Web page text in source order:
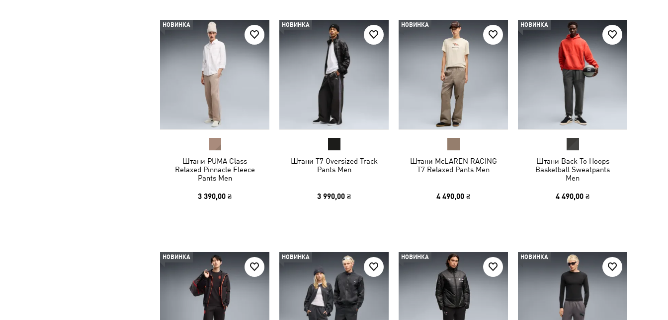
НОВИНКА
Штани PUMA Class
Relaxed Pinnacle Fleece
Pants Men
3 390,00 ₴
НОВИНКА
Штани T7 Oversized Track
Pants Men
3 990,00 ₴
НОВИНКА
Штани McLAREN RACING
T7 Relaxed Pants Men
4 490,00 ₴
НОВИНКА
Штани Back To Hoops
Basketball Sweatpants
Men
4 490,00 ₴
НОВИНКА НОВИНКА НОВИНКА НОВИНКА